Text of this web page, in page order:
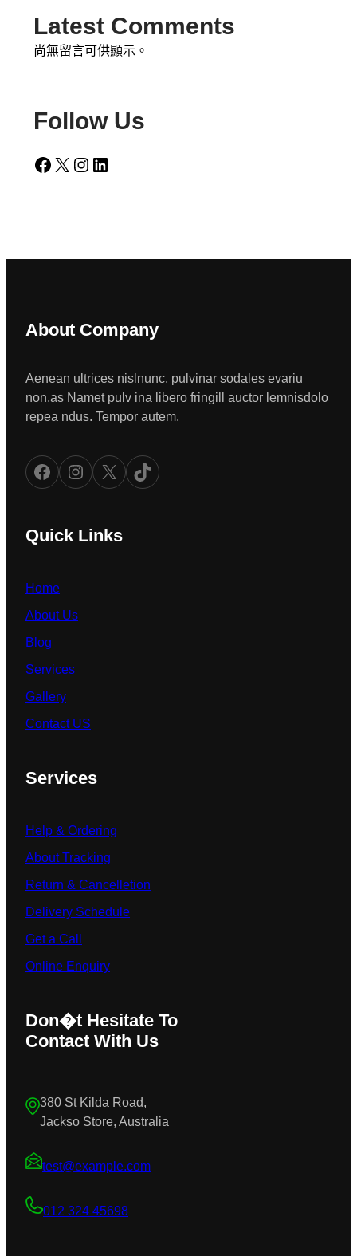
Latest Comments
尚無留言可供顯示。
Follow Us
Facebook X Instagram LinkedIn
About Company
Aenean ultrices nislnunc, pulvinar sodales evariu
non.as Namet pulv ina libero fringill auctor lemnisdolo
repea ndus. Tempor autem.
Facebook Instagram X TikTok
Quick Links
Home
About Us
Blog
Services
Gallery
Contact US
Services
Help & Ordering
About Tracking
Return & Cancelletion
Delivery Schedule
Get a Call
Online Enquiry
Don�t Hesitate To
Contact With Us
380 St Kilda Road,
Jackso Store, Australia
test@example.com
012 324 45698